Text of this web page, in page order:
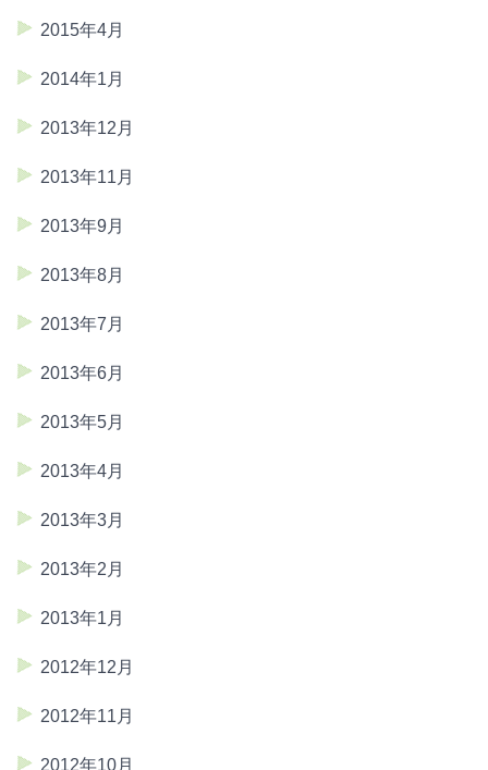
2015年4月
2014年1月
2013年12月
2013年11月
2013年9月
2013年8月
2013年7月
2013年6月
2013年5月
2013年4月
2013年3月
2013年2月
2013年1月
2012年12月
2012年11月
2012年10月